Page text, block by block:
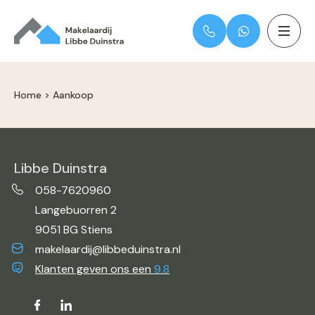
Home > Aankoop
Libbe Duinstra
058-7620960
Langebuorren 2
9051 BG Stiens
makelaardij@libbeduinstra.nl
Klanten geven ons een 9.8